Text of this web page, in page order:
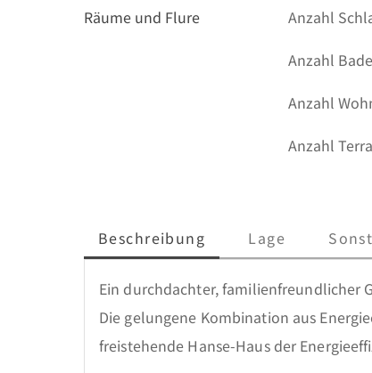
Räume und Flure Anzahl
Anzahl
Anzahl
Anzahl
Beschreibung Lage
Ein durchdachter, familienfreundlicher
Die gelungene Kombination aus
freistehende Hanse-Haus der